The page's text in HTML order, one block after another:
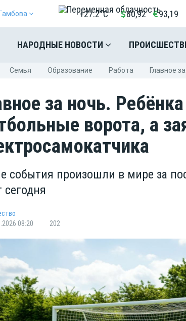
+27.2°C 80,92 93,19
НАРОДНЫЕ НОВОСТИ
Cемья Oбразование Pабота Главное
за ночь.
ворота, а
события произошли в мире за
сегодня
08:20
202